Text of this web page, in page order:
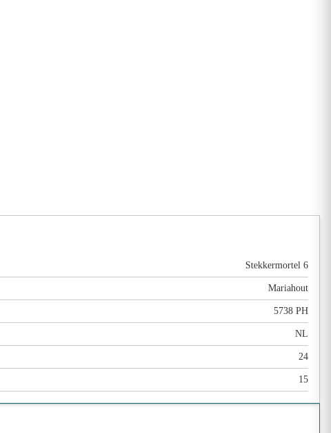
Stekkermortel 6
Mariahout
5738 PH
NL
24
15